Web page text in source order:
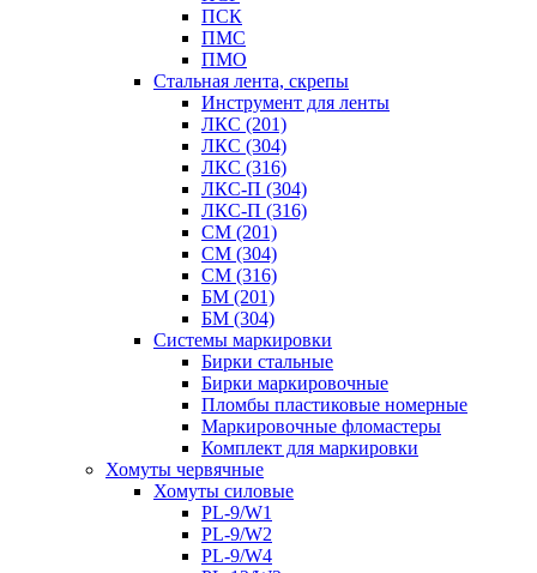
ПСК
ПМС
ПМО
Стальная лента, скрепы
Инструмент для ленты
ЛКС (201)
ЛКС (304)
ЛКС (316)
ЛКС-П (304)
ЛКС-П (316)
СМ (201)
СМ (304)
СМ (316)
БМ (201)
БМ (304)
Системы маркировки
Бирки стальные
Бирки маркировочные
Пломбы пластиковые номерные
Маркировочные фломастеры
Комплект для маркировки
Хомуты червячные
Хомуты силовые
PL-9/W1
PL-9/W2
PL-9/W4